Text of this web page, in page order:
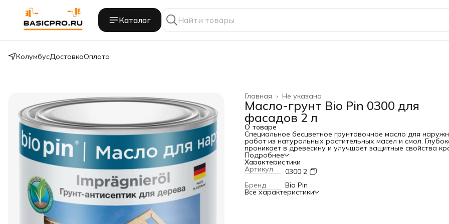
Каталог
КолумбусДоставкаОплата
Не указана
Главная ›
Масло-грунт Bio Pin 0300 для
фасадов 2 л
О товаре
Специальное бесцветное грунтовочное масло для
работ из натуральных растительных масел и смол.
проникает в древесину и улучшает защитные свойства
Выравнивает впитываемость поверхности, снижает расход
основного покрытия и способствует получению более
ровного цветового оттенка. Защищает древесину от влаги
загрязнений, подходит для временной консервации.
Подробнее
Характеристики
Артикул
0300 2
Бренд
Bio Pin
Все характеристики